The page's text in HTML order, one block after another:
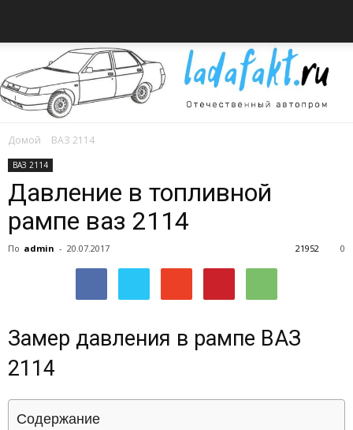
об
автомобилях
Домой ВАЗ 2114
ВАЗ 2114
Давление в топливной
рампе ваз 2114
По admin - 20.07.2017 0
21952
Замер давления в рампе ВАЗ
2114
Содержание